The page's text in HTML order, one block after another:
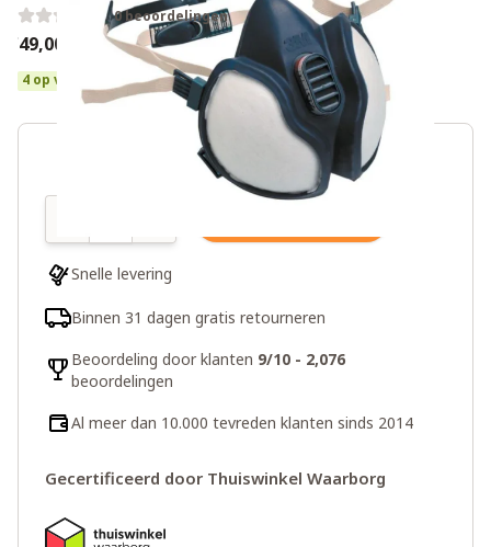
0 beoordelingen
€49,00
4 op voorraad
Snelle levering
Binnen 31 dagen gratis retourneren
Beoordeling door klanten 9/10 - 2,076
beoordelingen
Al meer dan 10.000 tevreden klanten sinds 2014
Gecertificeerd door Thuiswinkel Waarborg